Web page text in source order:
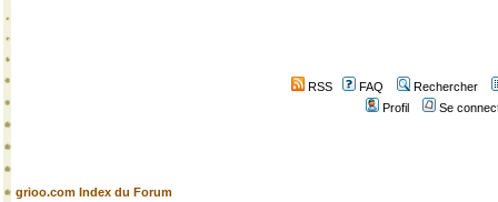
RSS FAQ
Rechercher
Profil
Se
grioo.com Index du Forum